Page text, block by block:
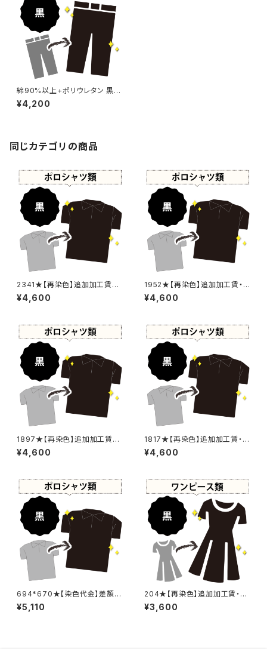
綿90%以上+ポリウレタン 黒染
め パンツ 【元色：ブラウン系 -
強い色あせ】 -染め直し[漆黒 -
¥4,200
同じカテゴリの商品
2341★【再染色】追加加工賃・
黒染め
¥4,600
1952★【再染色】追加加工賃・
黒染め
¥4,600
1897★【再染色】追加加工賃・
黒染め
¥4,600
1817★【再染色】追加加工賃・黒
染め
¥4,600
694*670★【染色代金】差額追
加加工賃
¥5,110
204★【再染色】追加加工賃・黒
染め
¥3,600